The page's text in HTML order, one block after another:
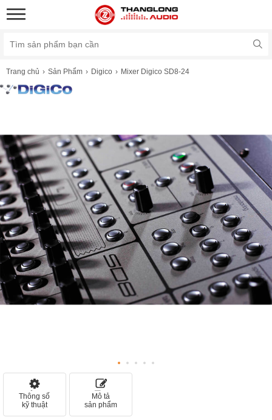
Trang chủ Sản Phẩm Digico Mixer Digico SD8-24
Thông số
kỹ thuật
Mô tả
sản phẩm